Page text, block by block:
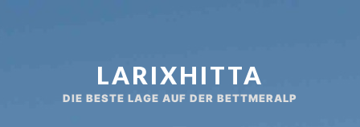
hoofdnavigatieLARIXHITTA
DIE BESTE LAGE AUF DER BETTMERALP